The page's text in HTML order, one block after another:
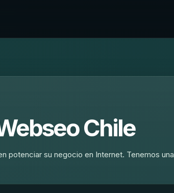
Chile
potenciar su negocio en Internet. Tenemos una